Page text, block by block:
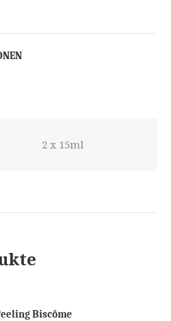
2 x 15ml
Biscôme